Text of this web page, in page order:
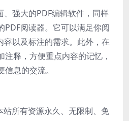
、强大的PDF编辑软件，同样
PDF阅读器。它可以满足你阅
容以及标注的需求。此外，在
释，方便重点内容的记忆，
息的交流。
站所有资源永久、无限制、免